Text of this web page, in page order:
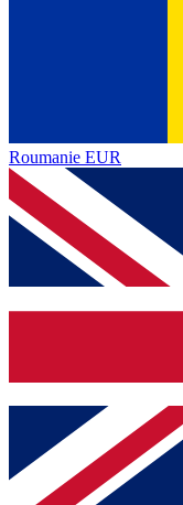
Roumanie EUR